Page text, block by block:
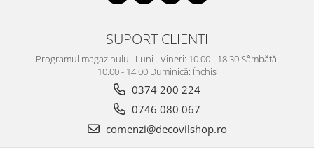
SUPORT CLIENTI
Programul magazinului: Luni - Vineri: 10.00 - 18.30 Sâmbătă:
10.00 - 14.00 Duminică: Închis
0374 200 224
0746 080 067
comenzi@decovilshop.ro